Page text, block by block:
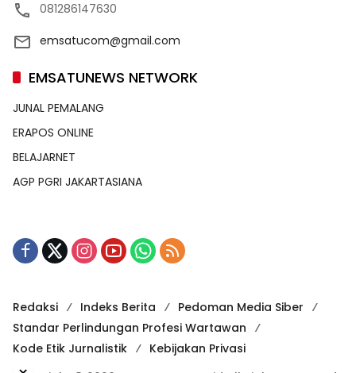
081286147630
emsatucom@gmail.com
EMSATUNEWS NETWORK
JUNAL PEMALANG
ERAPOS ONLINE
BELAJARNET
AGP PGRI JAKARTASIANA
Redaksi Indeks Berita
Pedoman Media Siber
Standar Perlindungan Profesi Wartawan
Kode Etik Jurnalistik
Kebijakan Privasi